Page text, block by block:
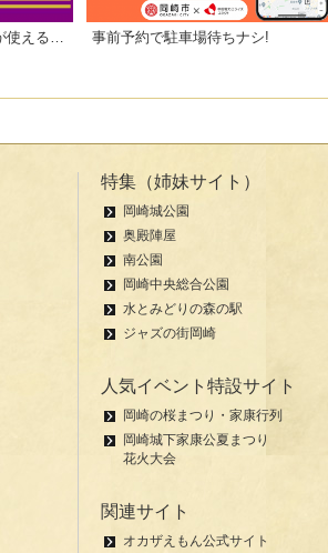
事前予約で駐車場待ちナシ!
特集（姉妹サイト）
岡崎城公園
奥殿陣屋
南公園
岡崎中央総合公園
水とみどりの森の駅
ジャズの街岡崎
人気イベント特設サイト
岡崎の桜まつり・家康行列
岡崎城下家康公夏まつり
花火大会
関連サイト
オカザえもん公式サイト